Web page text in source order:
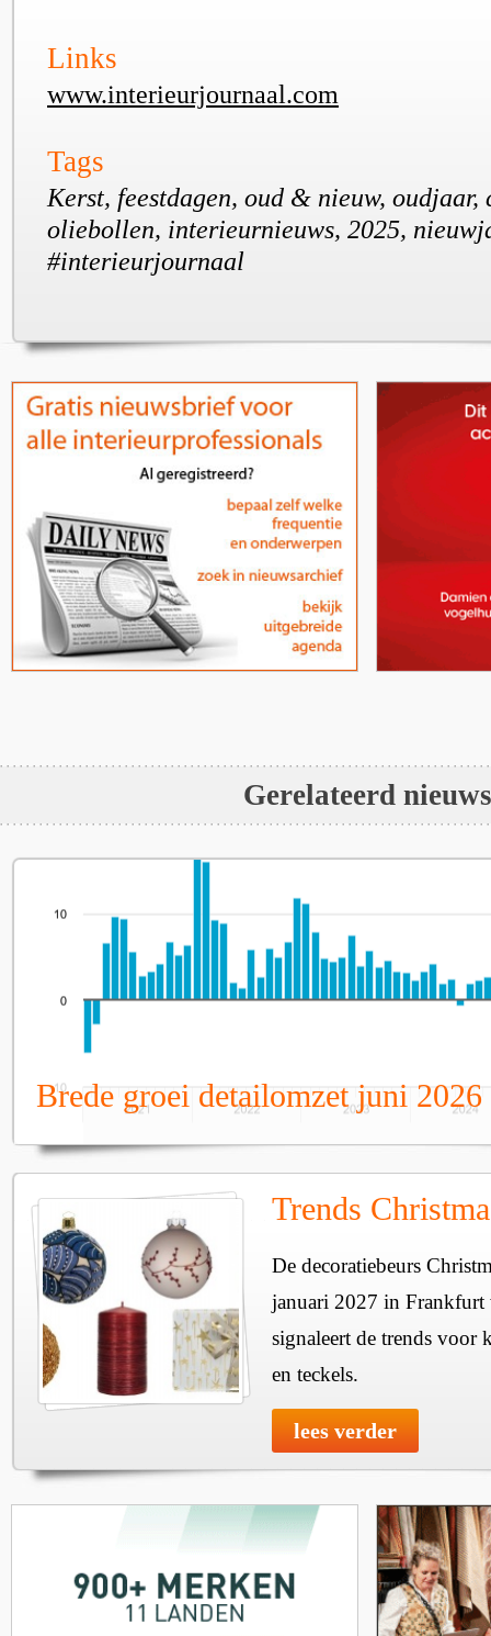
Links
www.interieurjournaal.com
Tags
Kerst, feestdagen, oud & nieuw, oudjaar,
oliebollen, interieurnieuws, 2025,
#interieurjournaal
Gerelateerd nieuws
Brede groei detailomzet juni 2026
Trends
De decoratiebeurs
januari 2027 in Frankfurt
signaleert de trends voor
en teckels.
lees verder